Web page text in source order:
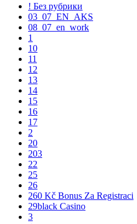
! Без рубрики
03_07_EN_AKS
08_07_en_work
1
10
11
12
13
14
15
16
17
2
20
203
22
25
26
260 Kč Bonus Za Registraci
29black Casino
3